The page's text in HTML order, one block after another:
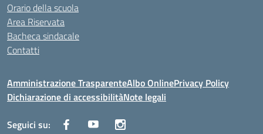
Orario della scuola
Area Riservata
Bacheca sindacale
Contatti
Amministrazione TrasparenteAlbo OnlinePrivacy Policy
Dichiarazione di accessibilitàNote legali
Seguici su: